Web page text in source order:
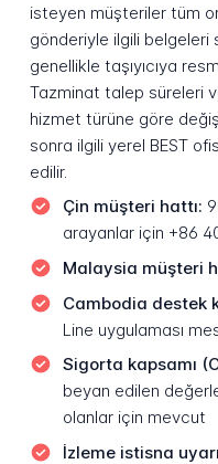
isteyen müşteriler tüm
gönderiyle ilgili belgeleri
genellikle taşıyıcıya
Tazminat talep süreleri
hizmet türüne göre
sonra ilgili yerel BEST
edilir.
Çin müşteri hattı:
arayanlar için +86
Malaysia müşteri
Cambodia destek
Line uygulaması
Sigorta kapsamı
beyan edilen
olanlar için mevcut
İzleme istisna